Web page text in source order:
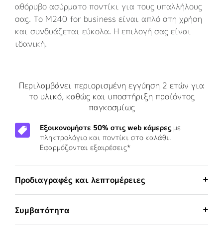
αθόρυβο ασύρματο ποντίκι για τους υπαλλήλους
σας. Το M240 for business είναι απλό στη χρήση
και συνδυάζεται εύκολα. Η επιλογή σας είναι
ιδανική.
Περιλαμβάνει περιορισμένη εγγύηση 2 ετών για
το υλικό, καθώς και υποστήριξη προϊόντος
παγκοσμίως
Εξοικονομήστε 50% στις web κάμερες με
πληκτρολόγιο και ποντίκι στο καλάθι.
Εφαρμόζονται εξαιρέσεις*
Προδιαγραφές και λεπτομέρειες
Συμβατότητα